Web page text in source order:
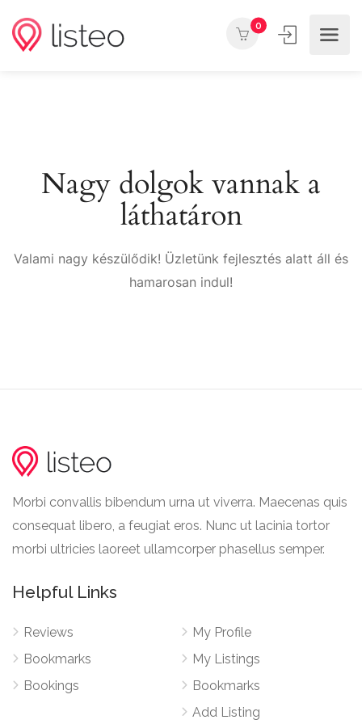
0
Nagy dolgok vannak a
láthatáron
Valami nagy készülődik! Üzletünk fejlesztés alatt áll és
hamarosan indul!
Morbi convallis bibendum urna ut viverra. Maecenas quis
consequat libero, a feugiat eros. Nunc ut lacinia tortor
morbi ultricies laoreet ullamcorper phasellus semper.
Helpful Links
Reviews
Bookmarks
Bookings
My Profile
My Listings
Bookmarks
Add Listing